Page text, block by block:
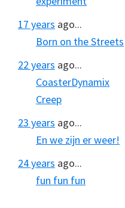
17 years ago...
Born on the Streets
22 years ago...
CoasterDynamix
Creep
23 years ago...
En we zijn er weer!
24 years ago...
fun fun fun